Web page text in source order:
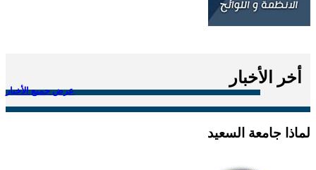
أخر الأخبار
عرض جميع الأخبار
لماذا جامعة السعيد